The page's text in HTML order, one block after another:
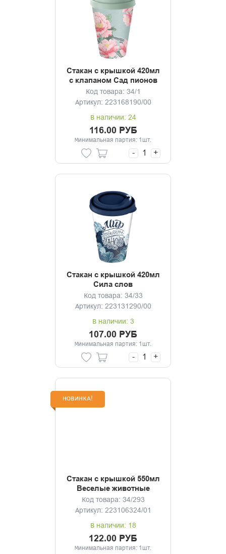
Стакан с крышкой 420мл
с клапаном Сад пионов
Код товара: 34/1
Артикул: 223168190/00
В наличии: 24
116.00 РУБ
Минимальная партия: 1шт.
- +
Стакан с крышкой 420мл
Сила слов
Код товара: 34/33
Артикул: 223131290/00
В наличии: 3
107.00 РУБ
Минимальная партия: 1шт.
- +
НОВИНКА!
Стакан с крышкой 550мл
Веселые животные
(темно-коричневый)
Код товара: 34/293
Артикул: 223106324/01
В наличии: 18
122.00 РУБ
Минимальная партия: 1шт.